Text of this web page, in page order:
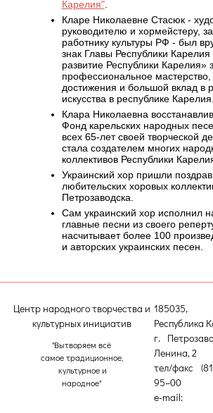
Карелия".
Кларе Николаевне Стасюк -
руководителю и хормейстеру,
работнику культуры РФ - был
знак Главы Республики Карелия
развитие Республики Карелия»
профессиональное мастерство,
достижения и большой вклад в
искусства в республике Карелия.
Клара Николаевна
Фонд карельских народных
всех 65-лет своей творческой
стала создателем многих
коллективов Республики
Украинский хор пришли
любительских хоровых
Петрозаводска.
Сам украинский хор исполнил
главные песни из своего
насчитывает более 100
и авторских украинских песен.
Центр народного творчества и
культурных инициатив
"Вытворяем всё
самое традиционное,
культурное и
народное"
185035,
Республика
г.
Ленина, 2
тел/факс
95–00
e-mail: